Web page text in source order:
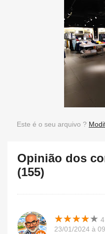
Este é o seu arquivo ?
Opinião dos
(155)
★★★★★
★★★★★
23/01/2024 à